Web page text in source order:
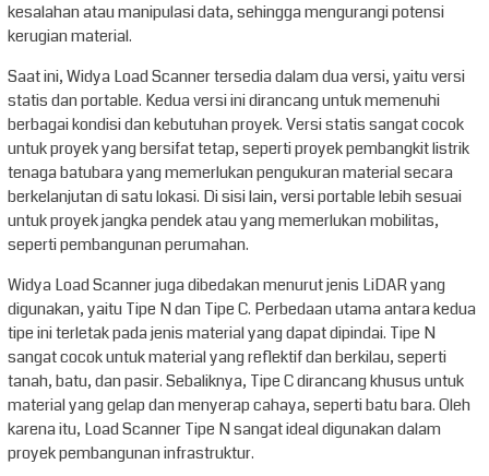
kesalahan atau manipulasi data, sehingga mengurangi potensi
kerugian material.
Saat ini, Widya Load Scanner tersedia dalam dua versi, yaitu versi
statis dan portable. Kedua versi ini dirancang untuk memenuhi
berbagai kondisi dan kebutuhan proyek. Versi statis sangat cocok
untuk proyek yang bersifat tetap, seperti proyek pembangkit listrik
tenaga batubara yang memerlukan pengukuran material secara
berkelanjutan di satu lokasi. Di sisi lain, versi portable lebih sesuai
untuk proyek jangka pendek atau yang memerlukan mobilitas,
seperti pembangunan perumahan.
Widya Load Scanner juga dibedakan menurut jenis LiDAR yang
digunakan, yaitu Tipe N dan Tipe C. Perbedaan utama antara kedua
tipe ini terletak pada jenis material yang dapat dipindai. Tipe N
sangat cocok untuk material yang reflektif dan berkilau, seperti
tanah, batu, dan pasir. Sebaliknya, Tipe C dirancang khusus untuk
material yang gelap dan menyerap cahaya, seperti batu bara. Oleh
karena itu, Load Scanner Tipe N sangat ideal digunakan dalam
proyek pembangunan infrastruktur.